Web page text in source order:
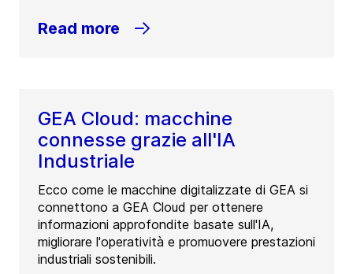
Read more
GEA Cloud: macchine
connesse grazie all'IA
Industriale
Ecco come le macchine digitalizzate di GEA si
connettono a GEA Cloud per ottenere
informazioni approfondite basate sull'IA,
migliorare l'operatività e promuovere prestazioni
industriali sostenibili.